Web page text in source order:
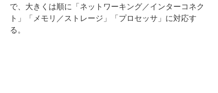
で、大きくは順に「ネットワーキング／インターコネク
ト」「メモリ／ストレージ」「プロセッサ」に対応す
る。